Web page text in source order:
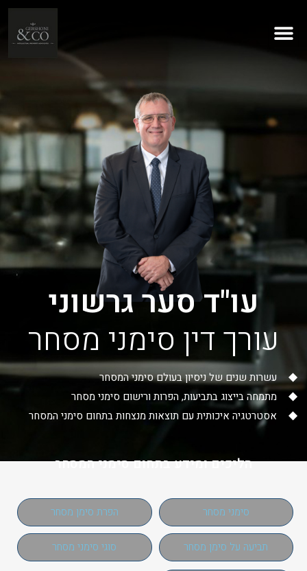
עו"ד סער גרשוני
עורך דין סימני מסחר
עשרות שנים של ניסיון בעולם סימני המסחר
מתמחה בייצוג בתביעות, הפרות ורישום סימני מסחר
אסטרטגיה איכותית עם תוצאות מנצחות בתחום סימני המסחר
הליכים ומידע בתחום סימני המסחר
סימני מסחר הפרת סימן מסחר
תביעה על סימן מסחר סוגי סימני מסחר